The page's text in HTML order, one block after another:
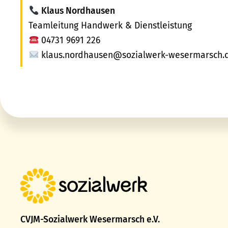
Klaus Nordhausen
Teamleitung Handwerk & Dienstleistung
04731 9691 226
klaus.nordhausen@sozialwerk-
CVJM-Sozialwerk Wesermarsch e.V.